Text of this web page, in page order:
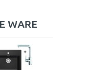
WARE